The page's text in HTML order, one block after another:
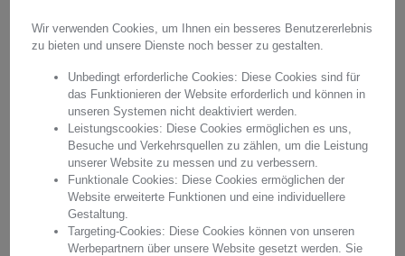
JARDINIERE KRISTALL ANTIKE
RUBIN ROT (40CM)
1.340,00 €*
JARDINIERE KRISTALL ANTIKE
RUBIN ROT (40CM)
1.340,00 €*
DETAILS
Wir verwenden Cookies, um Ihnen ein besseres Benutzererlebnis
zu bieten und unsere Dienste noch besser zu gestalten.
Unbedingt erforderliche Cookies: Diese Cookies sind für
das Funktionieren der Website erforderlich und können in
unseren Systemen nicht deaktiviert werden.
Leistungscookies: Diese Cookies ermöglichen es uns,
Besuche und Verkehrsquellen zu zählen, um die Leistung
unserer Website zu messen und zu verbessern.
Funktionale Cookies: Diese Cookies ermöglichen der
Website erweiterte Funktionen und eine individuellere
Gestaltung.
Targeting-Cookies: Diese Cookies können von unseren
Werbepartnern über unsere Website gesetzt werden. Sie